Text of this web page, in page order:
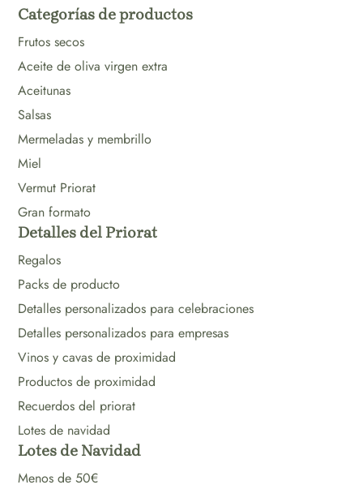
Categorías de productos
Frutos secos
Aceite de oliva virgen extra
Aceitunas
Salsas
Mermeladas y membrillo
Miel
Vermut Priorat
Gran formato
Detalles del Priorat
Regalos
Packs de producto
Detalles personalizados para celebraciones
Detalles personalizados para empresas
Vinos y cavas de proximidad
Productos de proximidad
Recuerdos del priorat
Lotes de navidad
Lotes de Navidad
Menos de 50€